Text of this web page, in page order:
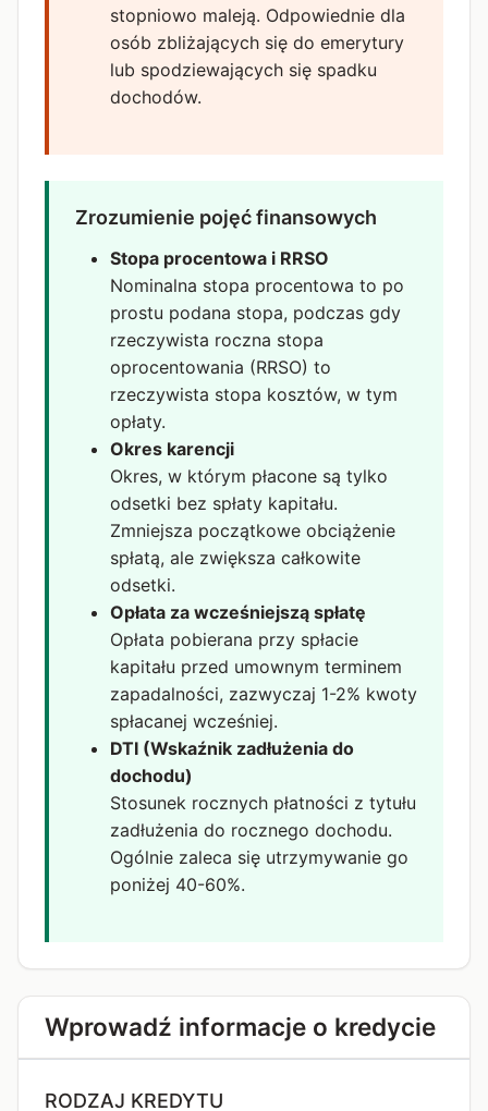
stopniowo maleją. Odpowiednie dla
osób zbliżających się do emerytury
lub spodziewających się spadku
dochodów.
Zrozumienie pojęć finansowych
Stopa procentowa i RRSO
Nominalna stopa procentowa to po
prostu podana stopa, podczas gdy
rzeczywista roczna stopa
oprocentowania (RRSO) to
rzeczywista stopa kosztów, w tym
opłaty.
Okres karencji
Okres, w którym płacone są tylko
odsetki bez spłaty kapitału.
Zmniejsza początkowe obciążenie
spłatą, ale zwiększa całkowite
odsetki.
Opłata za wcześniejszą spłatę
Opłata pobierana przy spłacie
kapitału przed umownym terminem
zapadalności, zazwyczaj 1-2% kwoty
spłacanej wcześniej.
DTI (Wskaźnik zadłużenia do
dochodu)
Stosunek rocznych płatności z tytułu
zadłużenia do rocznego dochodu.
Ogólnie zaleca się utrzymywanie go
poniżej 40-60%.
Wprowadź informacje o kredycie
RODZAJ KREDYTU